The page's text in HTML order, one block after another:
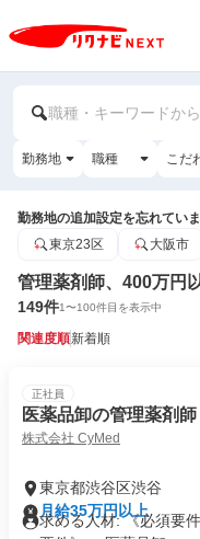
職種・キーワードか
勤務地 職種 こだ
勤務地の追加設定を忘れてい
東京23区
大阪市
管理薬剤師、400万円
149件1〜100件目を表示中
関連度順新着順
正社員
医薬品卸の管理薬剤師
株式会社 CyMed
東京都渋谷区渋谷
月給35万円以上
求める人材: 《必須要